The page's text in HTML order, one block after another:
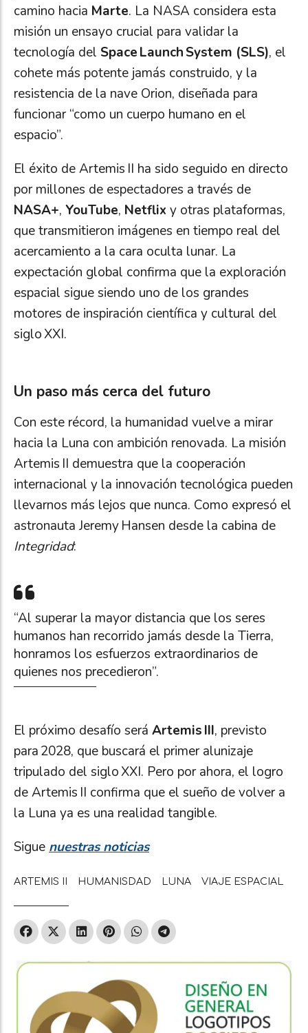
camino hacia Marte. La NASA considera esta
misión un ensayo crucial para validar la
tecnología del Space Launch System (SLS), el
cohete más potente jamás construido, y la
resistencia de la nave Orion, diseñada para
funcionar “como un cuerpo humano en el
espacio”.
El éxito de Artemis II ha sido seguido en directo
por millones de espectadores a través de
NASA+, YouTube, Netflix y otras plataformas,
que transmitieron imágenes en tiempo real del
acercamiento a la cara oculta lunar. La
expectación global confirma que la exploración
espacial sigue siendo uno de los grandes
motores de inspiración científica y cultural del
siglo XXI.
Un paso más cerca del futuro
Con este récord, la humanidad vuelve a mirar
hacia la Luna con ambición renovada. La misión
Artemis II demuestra que la cooperación
internacional y la innovación tecnológica pueden
llevarnos más lejos que nunca. Como expresó el
astronauta Jeremy Hansen desde la cabina de
Integridad:
“Al superar la mayor distancia que los seres
humanos han recorrido jamás desde la Tierra,
honramos los esfuerzos extraordinarios de
quienes nos precedieron”.
El próximo desafío será Artemis III, previsto
para 2028, que buscará el primer alunizaje
tripulado del siglo XXI. Pero por ahora, el logro
de Artemis II confirma que el sueño de volver a
la Luna ya es una realidad tangible.
Sigue nuestras noticias
ARTEMIS II HUMANISDAD LUNA VIAJE ESPACIAL